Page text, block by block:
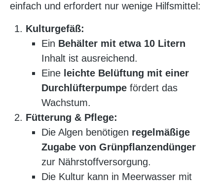
einfach und erfordert nur wenige Hilfsmittel:
Kulturgefäß:
Ein Behälter mit etwa 10 Litern
Inhalt ist ausreichend.
Eine leichte Belüftung mit einer
Durchlüfterpumpe fördert das
Wachstum.
Fütterung & Pflege:
Die Algen benötigen regelmäßige
Zugabe von Grünpflanzendünger
zur Nährstoffversorgung.
Die Kultur kann in Meerwasser mit